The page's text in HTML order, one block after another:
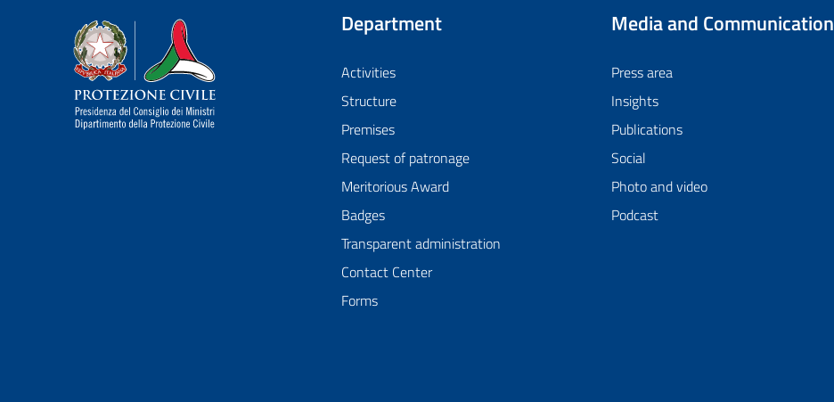
Dipartimento della Protezione Civile
Department
Activities
Structure
Premises
Request of patronage
Meritorious Award
Badges
Transparent administration
Contact Center
Forms
Media and Communication
Press area
Insights
Publications
Social
Photo and video
Podcast